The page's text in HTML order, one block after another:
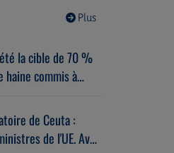
Plus
la cible de 70 %
haine commis à
(05/08/2026)
de Ceuta :
de l'UE. Avec